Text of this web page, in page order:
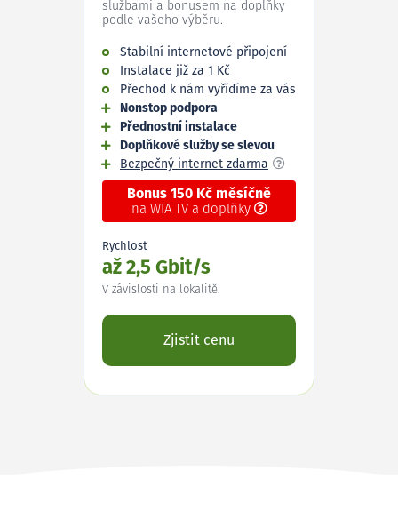
službami a bonusem na doplňky
podle vašeho výběru.
Stabilní internetové připojení
Instalace již za 1 Kč
Přechod k nám vyřídíme za vás
Nonstop podpora
Přednostní instalace
Doplňkové služby se slevou
Bezpečný internet zdarma
Bonus 150 Kč měsíčně
na WIA TV a doplňky
Rychlost
až 2,5 Gbit/s
V závislosti na lokalitě.
Zjistit cenu